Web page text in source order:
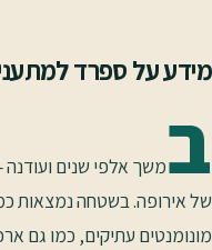
מידע על ספרד
במשך אלפי שנים
של אירופה. בשטחה נמצאות
מונומנטים עתיקים, כמו גם